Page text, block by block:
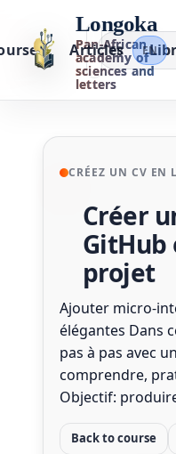
Longoka
Pan-African
academy of
sciences and
letters
Articles
FR EN
CRÉEZ UN CV EN
Créer
GitHub
projet
Ajouter micro-
élégantes Dans
pas à pas avec
comprendre,
Objectif:
Back to course